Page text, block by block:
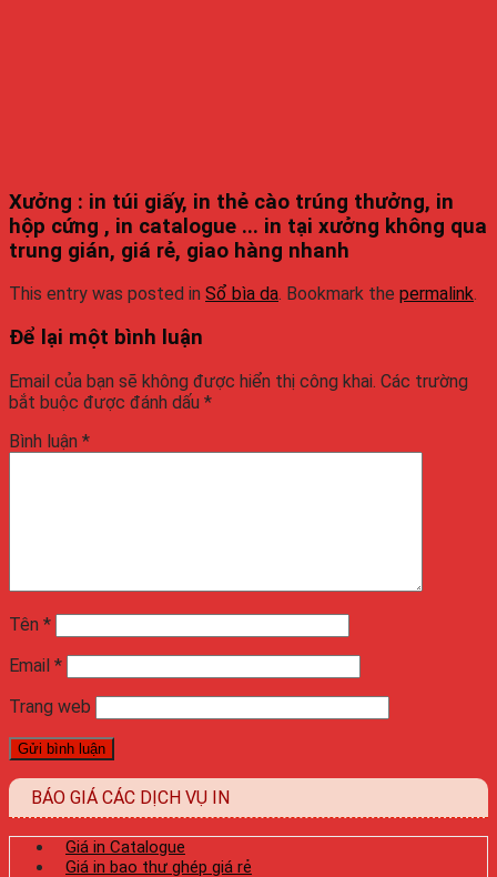
Xưởng : in túi giấy, in thẻ cào trúng thưởng, in
hộp cứng , in catalogue ... in tại xưởng không qua
trung gián, giá rẻ, giao hàng nhanh
This entry was posted in Sổ bìa da. Bookmark the permalink.
Để lại một bình luận
Email của bạn sẽ không được hiển thị công khai. Các trường
bắt buộc được đánh dấu *
Bình luận *
Tên *
Email *
Trang web
BÁO GIÁ CÁC DỊCH VỤ IN
Giá in Catalogue
Giá in bao thư ghép giá rẻ